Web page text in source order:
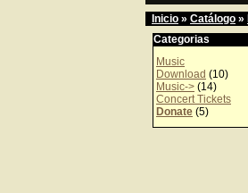
Inicio » Catálogo »
Categorias
Music
Download (10)
Music-> (14)
Concert Tickets
Donate (5)